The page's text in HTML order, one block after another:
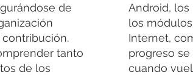
de
tanto
de los
Android,
los
Internet,
progreso
cuando